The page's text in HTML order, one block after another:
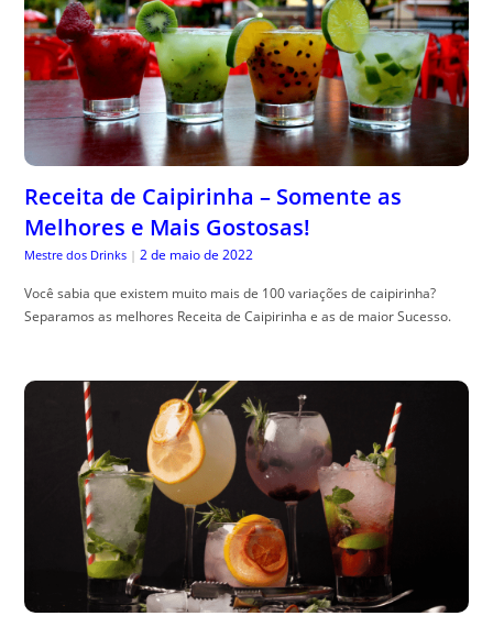
Receita de Caipirinha – Somente as
Melhores e Mais Gostosas!
Mestre dos Drinks | 2 de maio de 2022
Você sabia que existem muito mais de 100 variações de caipirinha?
Separamos as melhores Receita de Caipirinha e as de maior Sucesso.